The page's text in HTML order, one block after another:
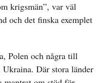
krigsmän”, var väl
och det finska exemplet
Polen och några till
Där stora länder